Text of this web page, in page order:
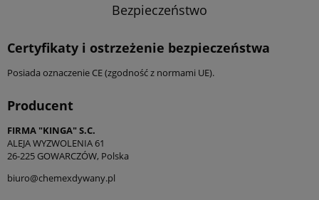
Bezpieczeństwo
Certyfikaty i ostrzeżenie bezpieczeństwa
Posiada oznaczenie CE (zgodność z normami UE).
Producent
FIRMA "KINGA" S.C.
ALEJA WYZWOLENIA 61
26-225 GOWARCZÓW, Polska
biuro@chemexdywany.pl